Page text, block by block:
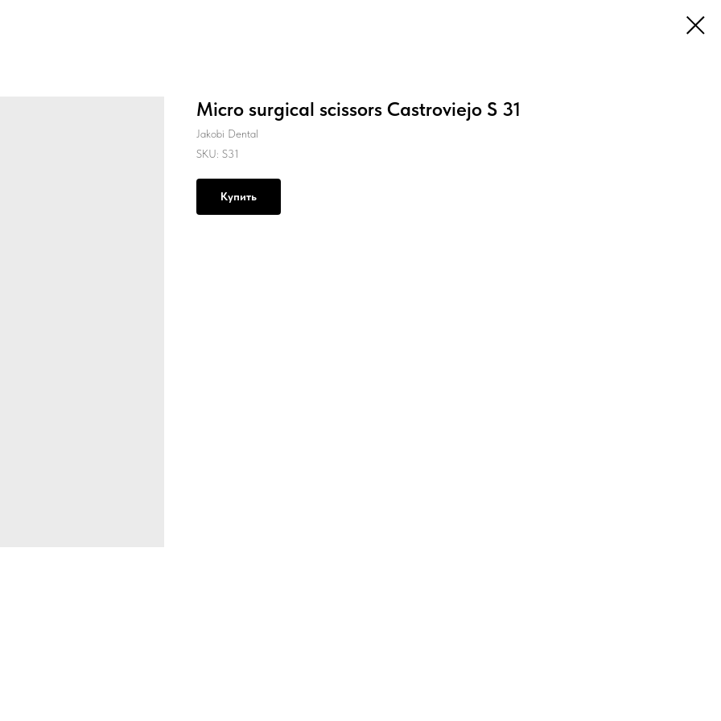
Micro surgical scissors Castroviejo S 31
Jakobi Dental
SKU: S31
Купить